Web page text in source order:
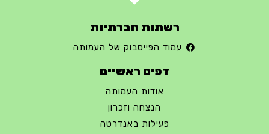
רשתות חברתיות
עמוד הפייסבוק של העמותה
דפים ראשיים
אודות העמותה
הנצחה וזכרון
פעילות באנדרטה